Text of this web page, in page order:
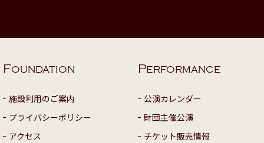
FOUNDATION
施設利用のご案内
プライバシーポリシー
アクセス
PERFORMANCE
公演カレンダー
財団主催公演
チケット販売情報